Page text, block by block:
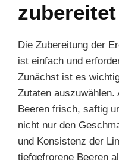
zubereitet
Die Zubereitung der
ist einfach und
Zunächst ist es
Zutaten
Beeren frisch, saftig
nicht nur den
und Konsistenz der
tiefgefrorene Beeren